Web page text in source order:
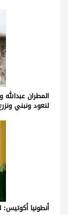
المطران
لنعود ونبني
أنطونيا أكوتيس: